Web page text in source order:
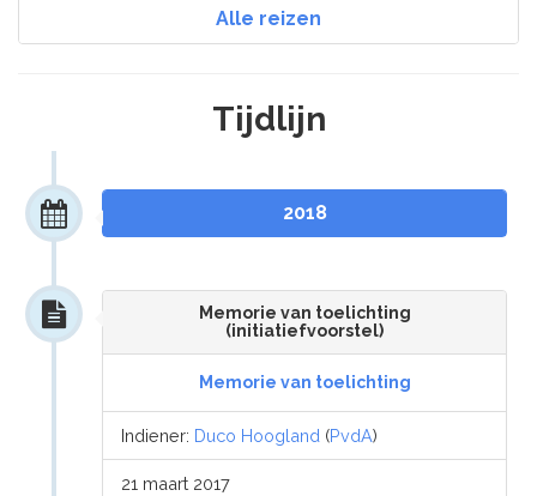
Alle reizen
Tijdlijn
2018
Memorie van toelichting
(initiatiefvoorstel)
Memorie van toelichting
Indiener: Duco Hoogland (PvdA)
21 maart 2017